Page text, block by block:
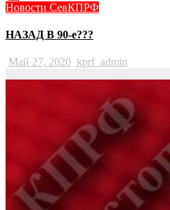
Новости СевКПРФ
НАЗАД В 90-е???
Май 27, 2020 kprf_admin